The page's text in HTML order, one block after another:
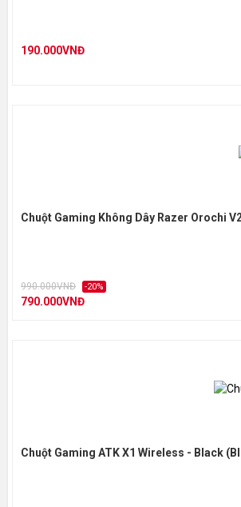
190.000VNĐ
Chuột Gaming Không Dây Razer Orochi
990.000VNĐ -20%
790.000VNĐ
Chuột Gaming ATK X1 Wireless - Black